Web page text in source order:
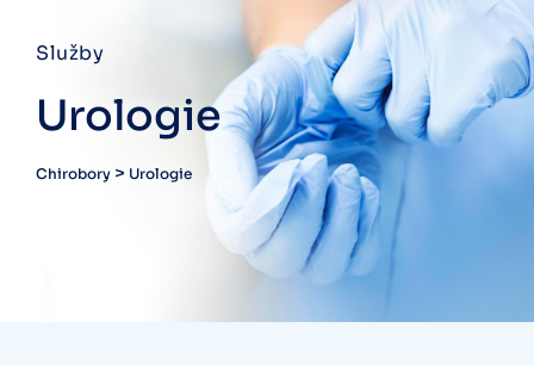
Služby
Urologie
Chirobory > Urologie